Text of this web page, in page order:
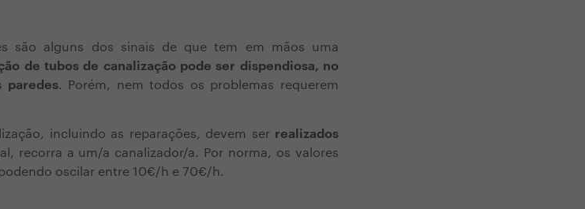
são alguns dos sinais de que tem em mãos uma
de tubos de canalização pode ser dispendiosa, no
paredes.
Porém, nem todos os problemas requerem
incluindo as reparações, devem ser realizados
recorra a um/a canalizador/a. Por norma, os valores
oscilar entre 10€/h e 70€/h.